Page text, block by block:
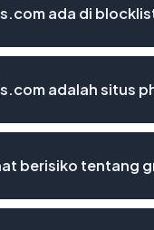
ada di
adalah situs
berisiko tentang